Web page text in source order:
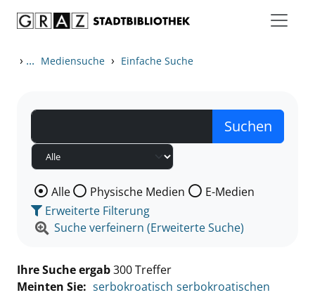
› ... Mediensuche › Einfache Suche
Wählen Sie die Medienart nach der Sie suchen wollen.
Alle Physische Medien
E-Medien
Erweiterte Filterung
Suche verfeinern (Erweiterte Suche)
Ihre Suche ergab300 Treffer
Meinten Sie: serbokroatisch serbokroatischen